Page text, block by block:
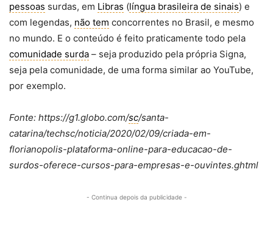
pessoas surdas, em Libras (língua brasileira de sinais) e
com legendas, não tem concorrentes no Brasil, e mesmo
no mundo. E o conteúdo é feito praticamente todo pela
comunidade surda – seja produzido pela própria Signa,
seja pela comunidade, de uma forma similar ao YouTube,
por exemplo.
Fonte: https://g1.globo.com/sc/santa-
catarina/techsc/noticia/2020/02/09/criada-em-
florianopolis-plataforma-online-para-educacao-de-
surdos-oferece-cursos-para-empresas-e-ouvintes.ghtml
- Continua depois da publicidade -